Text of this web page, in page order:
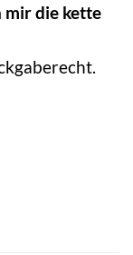
mir die kette